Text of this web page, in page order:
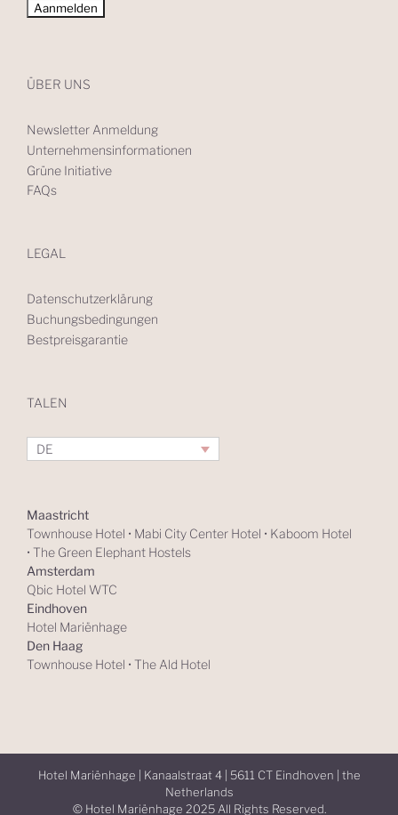
ÜBER UNS
Newsletter Anmeldung
Unternehmensinformationen
Grüne Initiative
FAQs
LEGAL
Datenschutzerklärung
Buchungsbedingungen
Bestpreisgarantie
TALEN
DE
Maastricht
Townhouse Hotel • Mabi City Center Hotel • Kaboom Hotel
• The Green Elephant Hostels
Amsterdam
Qbic Hotel WTC
Eindhoven
Hotel Mariënhage
Den Haag
Townhouse Hotel • The Ald Hotel
Hotel Mariënhage | Kanaalstraat 4 | 5611 CT Eindhoven | the
Netherlands
© Hotel Mariënhage 2025 All Rights Reserved.